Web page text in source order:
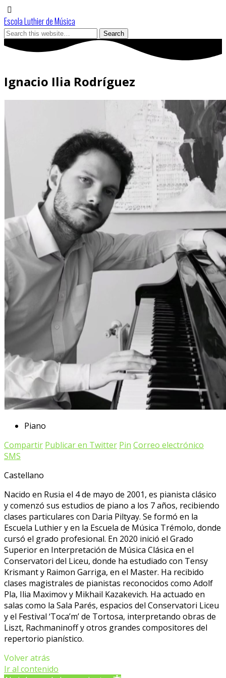
Escola Luthier de Música
Ignacio Ilia Rodríguez
Piano
Compartir Publicar en Twitter Pin Correo electrónico
SMS
Castellano
Nacido en Rusia el 4 de mayo de 2001, es pianista clásico
y comenzó sus estudios de piano a los 7 años, recibiendo
clases particulares con Daria Piltyay. Se formó en la
Escuela Luthier y en la Escuela de Música Trémolo, donde
cursó el grado profesional. En 2020 inició el Grado
Superior en Interpretación de Música Clásica en el
Conservatori del Liceu, donde ha estudiado con Tensy
Krismant y Raimon Garriga, en el Master. Ha recibido
clases magistrales de pianistas reconocidos como Adolf
Pla, Ilia Maximov y Mikhail Kazakevich. Ha actuado en
salas como la Sala Parés, espacios del Conservatori Liceu
y el Festival ‘Toca’m’ de Tortosa, interpretando obras de
Liszt, Rachmaninoff y otros grandes compositores del
repertorio pianístico.
Volver atrás
Ir al contenido